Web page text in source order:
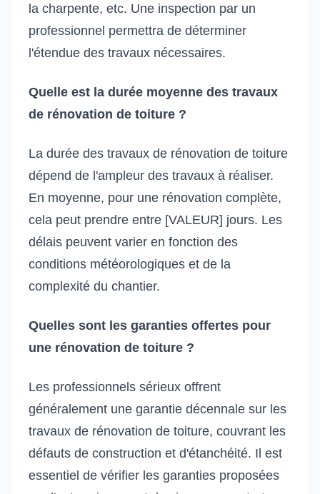
la charpente, etc. Une inspection par un
professionnel permettra de déterminer
l'étendue des travaux nécessaires.
Quelle est la durée moyenne des travaux
de rénovation de toiture ?
La durée des travaux de rénovation de toiture
dépend de l'ampleur des travaux à réaliser.
En moyenne, pour une rénovation complète,
cela peut prendre entre [VALEUR] jours. Les
délais peuvent varier en fonction des
conditions météorologiques et de la
complexité du chantier.
Quelles sont les garanties offertes pour
une rénovation de toiture ?
Les professionnels sérieux offrent
généralement une garantie décennale sur les
travaux de rénovation de toiture, couvrant les
défauts de construction et d'étanchéité. Il est
essentiel de vérifier les garanties proposées